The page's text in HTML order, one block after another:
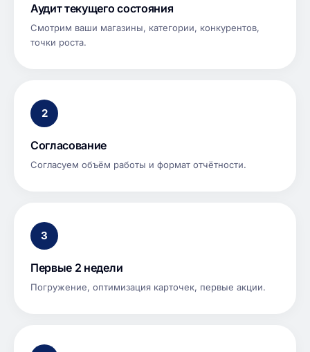
Аудит текущего состояния
Смотрим ваши магазины, категории, конкурентов,
точки роста.
2
Согласование
Согласуем объём работы и формат отчётности.
3
Первые 2 недели
Погружение, оптимизация карточек, первые акции.